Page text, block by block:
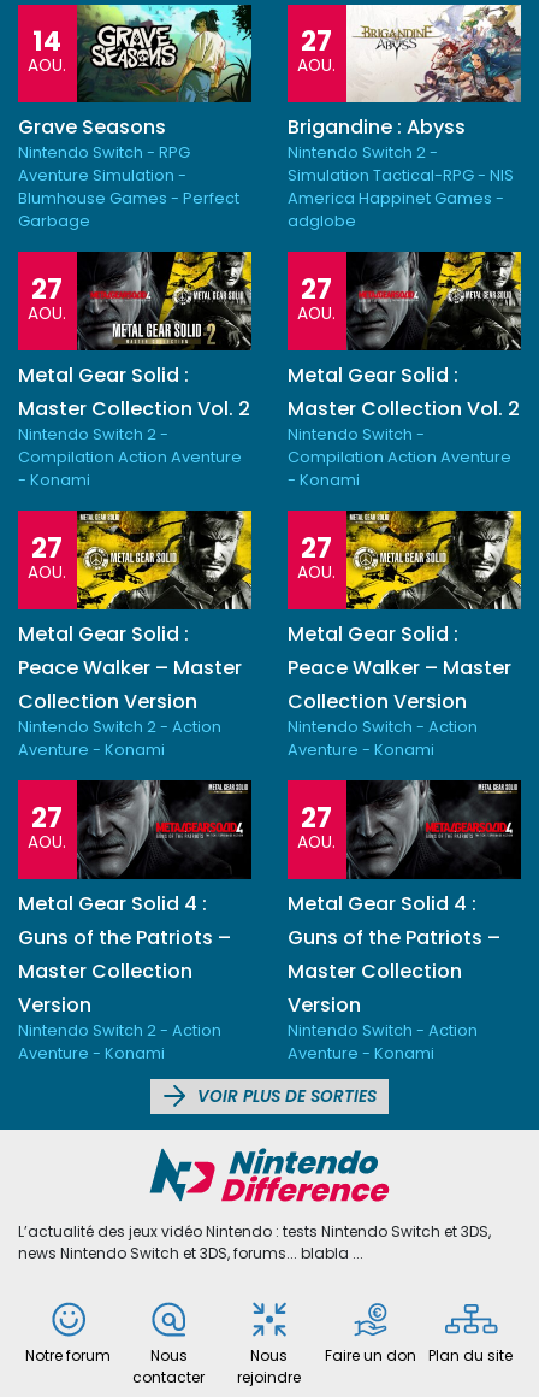
14
AOU.
Grave Seasons
Nintendo Switch - RPG
Aventure Simulation -
Blumhouse Games - Perfect
Garbage
27
AOU.
Brigandine : Abyss
Nintendo Switch 2 -
Simulation Tactical-RPG - NIS
America Happinet Games -
adglobe
27
AOU.
Metal Gear Solid :
Master Collection Vol. 2
Nintendo Switch 2 -
Compilation Action Aventure
- Konami
27
AOU.
Metal Gear Solid :
Master Collection Vol. 2
Nintendo Switch -
Compilation Action Aventure
- Konami
27
AOU.
Metal Gear Solid :
Peace Walker – Master
Collection Version
Nintendo Switch 2 - Action
Aventure - Konami
27
AOU.
Metal Gear Solid :
Peace Walker – Master
Collection Version
Nintendo Switch - Action
Aventure - Konami
27
AOU.
Metal Gear Solid 4 :
Guns of the Patriots –
Master Collection
Version
Nintendo Switch 2 - Action
Aventure - Konami
27
AOU.
Metal Gear Solid 4 :
Guns of the Patriots –
Master Collection
Version
Nintendo Switch - Action
Aventure - Konami
VOIR PLUS DE SORTIES
L’actualité des jeux vidéo Nintendo : tests Nintendo Switch et 3DS,
news Nintendo Switch et 3DS, forums... blabla ...
Notre forum
Nous
contacter
Nous
rejoindre
Faire un don Plan du site